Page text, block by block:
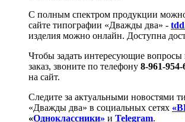
С полным спектром продукции можно
сайте типографии «Дважды два» -
изделия можно онлайн. Доступна
Чтобы задать интересующие
заказ, звоните по телефону 8-961-954-
на сайт.
Следите за актуальными новостями
«Дважды два» в социальных сетях
«Одноклассники» и Telegram.